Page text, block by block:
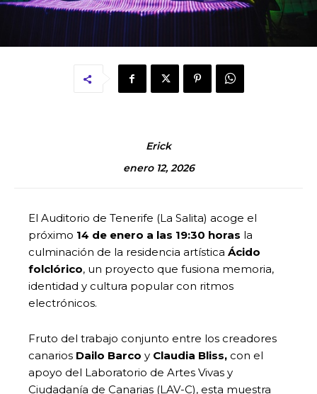
Erick
enero 12, 2026
El Auditorio de Tenerife (La Salita) acoge el
próximo 14 de enero a las 19:30 horas la
culminación de la residencia artística Ácido
folclórico, un proyecto que fusiona memoria,
identidad y cultura popular con ritmos
electrónicos.
Fruto del trabajo conjunto entre los creadores
canarios Dailo Barco y Claudia Bliss, con el
apoyo del Laboratorio de Artes Vivas y
Ciudadanía de Canarias (LAV-C), esta muestra